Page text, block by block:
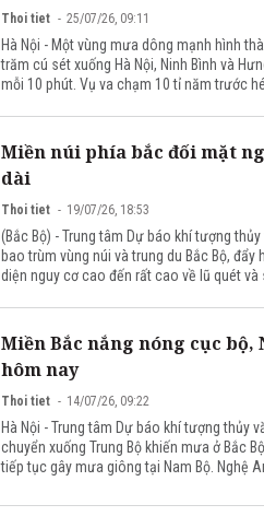
Thoi tiet 25/07/26, 09:11
Hà Nội - Một vùng mưa dông mạnh hình
trăm cú sét xuống Hà Nội, Ninh Bình và
mỗi 10 phút. Vụ va chạm 10 tỉ năm trước hé
Miền núi phía bắc đối mặt
dài
Thoi tiet 19/07/26, 18:53
(Bắc Bộ) - Trung tâm Dự báo khí tượng
bao trùm vùng núi và trung du Bắc Bộ,
diện nguy cơ cao đến rất cao về lũ quét và
Miền Bắc nắng nóng cục
hôm nay
Thoi tiet 14/07/26, 09:22
Hà Nội - Trung tâm Dự báo khí tượng thủy
chuyển xuống Trung Bộ khiến mưa ở Bắc
tiếp tục gây mưa giông tại Nam Bộ. Nghệ